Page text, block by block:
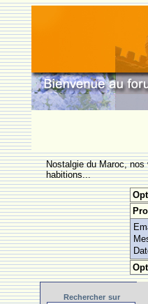
Nostalgie du Maroc,
habitions...
Rechercher sur